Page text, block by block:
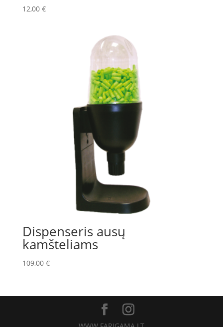
12,00 €
Dispenseris ausų
kamšteliams
109,00 €